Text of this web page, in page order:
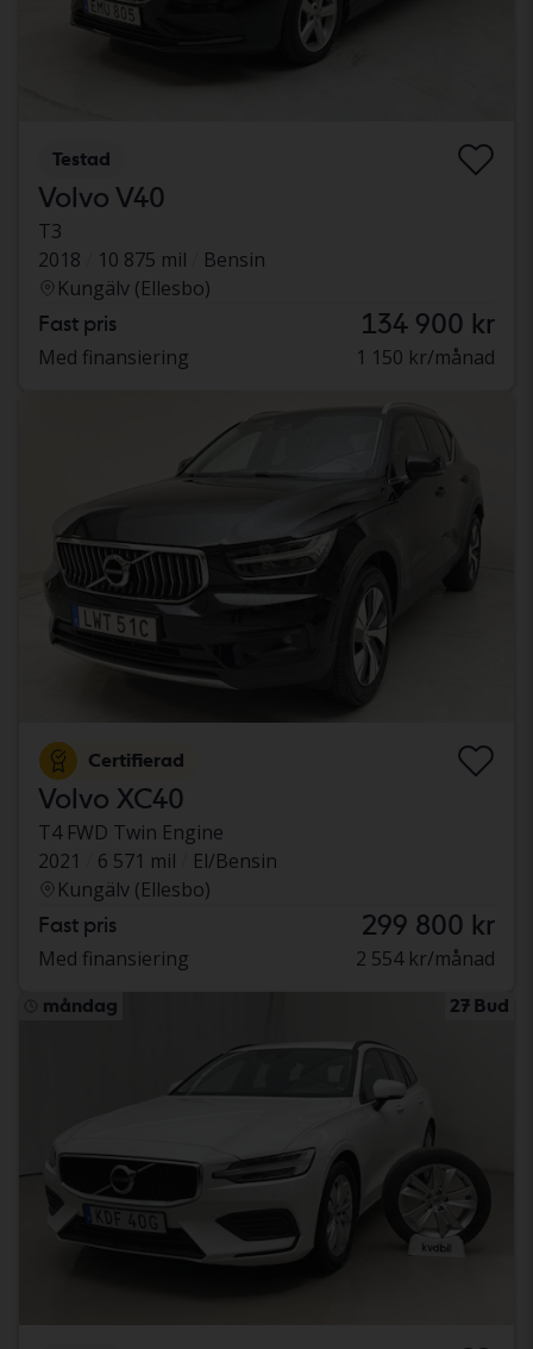
Testad
Volvo V40
T3
2018
10 875 mil
Bensin
Kungälv (Ellesbo)
Fast pris 134 900 kr
Med finansiering 1 150 kr/månad
Certifierad
Volvo XC40
T4 FWD Twin Engine
2021
6 571 mil
El/Bensin
Kungälv (Ellesbo)
Fast pris 299 800 kr
Med finansiering 2 554 kr/månad
måndag 27 Bud